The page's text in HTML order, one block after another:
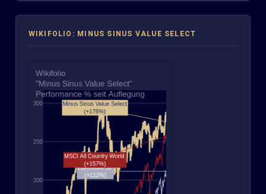
WIKIFOLIO: MINUS SINUS VALUE SELECT